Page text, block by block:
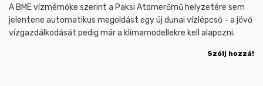
A BME vízmérnöke szerint a Paksi Atomerőmű helyzetére sem
jelentene automatikus megoldást egy új dunai vízlépcső - a jövő
vízgazdálkodását pedig már a klímamodellekre kell alapozni.
Szólj hozzá!